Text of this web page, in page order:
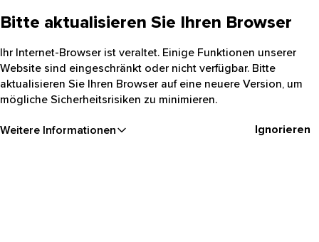
Bitte aktualisieren Sie Ihren Browser
Ihr Internet-Browser ist veraltet. Einige Funktionen unserer
Website sind eingeschränkt oder nicht verfügbar. Bitte
aktualisieren Sie Ihren Browser auf eine neuere Version, um
mögliche Sicherheitsrisiken zu minimieren.
Weitere Informationen Ignorieren